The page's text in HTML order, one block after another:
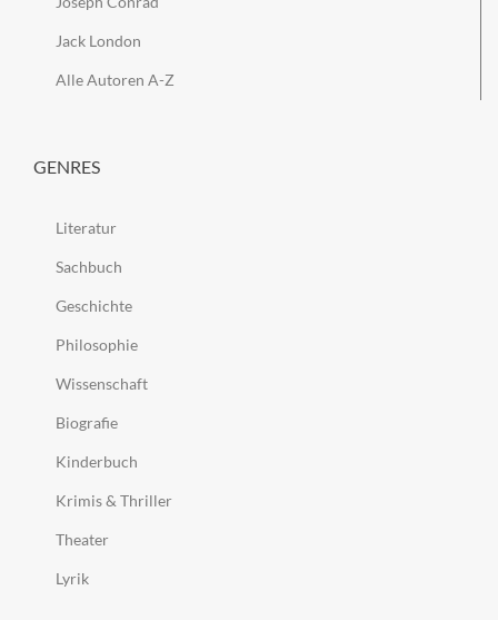
Jack London
Alle Autoren A-Z
GENRES
Literatur
Sachbuch
Geschichte
Philosophie
Wissenschaft
Biografie
Kinderbuch
Krimis & Thriller
Theater
Lyrik